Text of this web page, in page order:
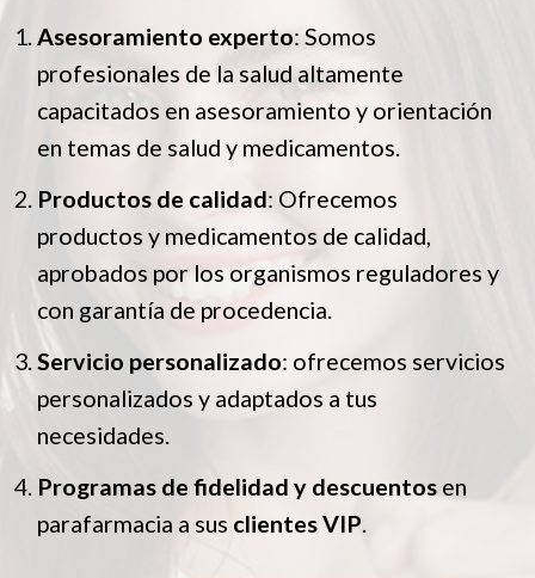
Asesoramiento experto: Somos
profesionales de la salud altamente
capacitados en asesoramiento y orientación
en temas de salud y medicamentos.
Productos de calidad: Ofrecemos
productos y medicamentos de calidad,
aprobados por los organismos reguladores y
con garantía de procedencia.
Servicio personalizado: ofrecemos servicios
personalizados y adaptados a tus
necesidades.
Programas de fidelidad y descuentos en
parafarmacia a sus clientes VIP.